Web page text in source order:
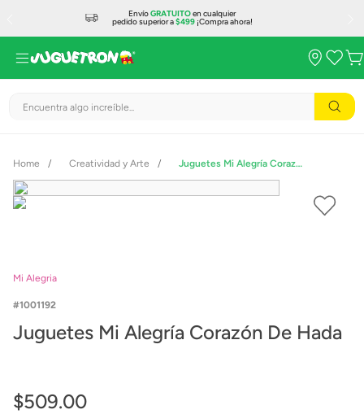
EnvíoGRATUITOen cualquier
pedido superior a$499¡Compra ahora!
Encuentra algo increíble...
Creatividad y Arte Juguetes Mi Alegría Corazón De Hada
Mi Alegria
1001192
Juguetes Mi Alegría Corazón De Hada
$509.00